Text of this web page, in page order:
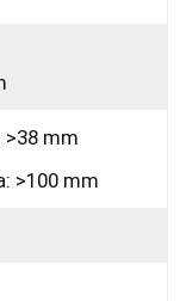
mm
>100 mm